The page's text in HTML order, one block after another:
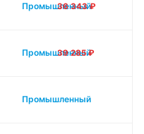
Промышленный
36 343₽
Промышленный
39 285₽
Промышленный